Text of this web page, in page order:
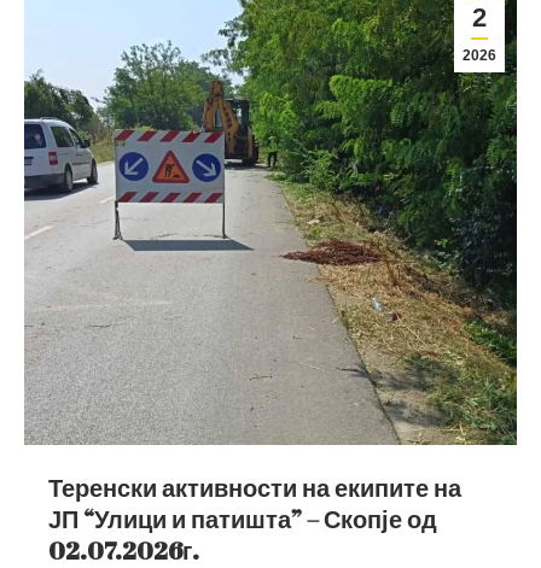
2
2026
Теренски активности на екипите на
ЈП “Улици и патишта” – Скопје од
02.07.2026г.